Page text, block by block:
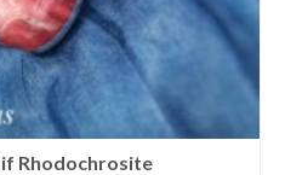
Rhodochrosite